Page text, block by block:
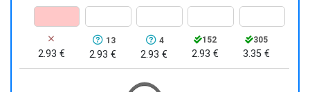
2.93 €
13
2.93 €
4
2.93 €
152
2.93 €
305
3.35 €